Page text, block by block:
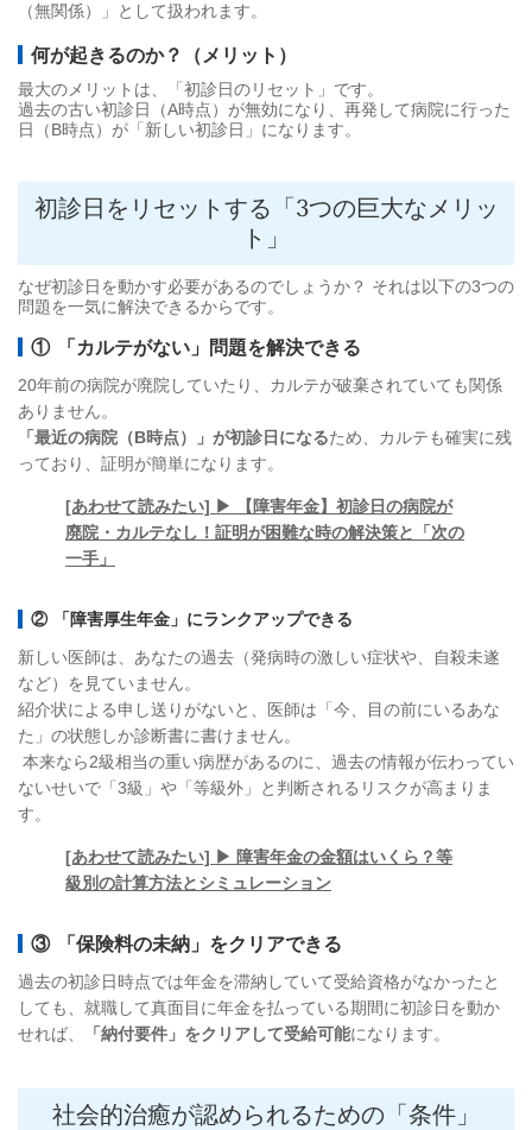
（無関係）」として扱われます。
何が起きるのか？（メリット）
最大のメリットは、「初診日のリセット」です。
過去の古い初診日（A時点）が無効になり、再発して病院に行った
日（B時点）が「新しい初診日」になります。
初診日をリセットする「3つの巨大なメリッ
ト」
なぜ初診日を動かす必要があるのでしょうか？ それは以下の3つの
問題を一気に解決できるからです。
① 「カルテがない」問題を解決できる
20年前の病院が廃院していたり、カルテが破棄されていても関係
ありません。
「最近の病院（B時点）」が初診日になるため、カルテも確実に残
っており、証明が簡単になります。
[あわせて読みたい] ▶ 【障害年金】初診日の病院が
廃院・カルテなし！証明が困難な時の解決策と「次の
一手」
② 「障害厚生年金」にランクアップできる
新しい医師は、あなたの過去（発病時の激しい症状や、自殺未遂
など）を見ていません。
紹介状による申し送りがないと、医師は「今、目の前にいるあな
た」の状態しか診断書に書けません。
本来なら2級相当の重い病歴があるのに、過去の情報が伝わってい
ないせいで「3級」や「等級外」と判断されるリスクが高まりま
す。
[あわせて読みたい] ▶ 障害年金の金額はいくら？等
級別の計算方法とシミュレーション
③ 「保険料の未納」をクリアできる
過去の初診日時点では年金を滞納していて受給資格がなかったと
しても、就職して真面目に年金を払っている期間に初診日を動か
せれば、
「納付要件」をクリアして受給可能になります。
社会的治癒が認められるための「条件」